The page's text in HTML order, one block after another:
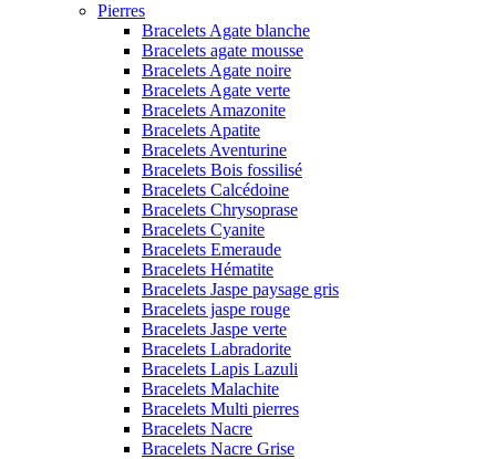
Pierres
Bracelets Agate blanche
Bracelets agate mousse
Bracelets Agate noire
Bracelets Agate verte
Bracelets Amazonite
Bracelets Apatite
Bracelets Aventurine
Bracelets Bois fossilisé
Bracelets Calcédoine
Bracelets Chrysoprase
Bracelets Cyanite
Bracelets Emeraude
Bracelets Hématite
Bracelets Jaspe paysage gris
Bracelets jaspe rouge
Bracelets Jaspe verte
Bracelets Labradorite
Bracelets Lapis Lazuli
Bracelets Malachite
Bracelets Multi pierres
Bracelets Nacre
Bracelets Nacre Grise